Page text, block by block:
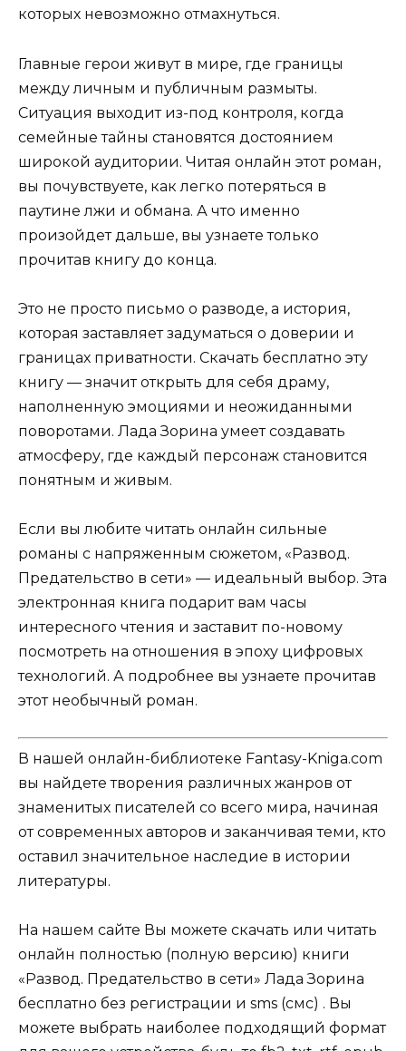
которых невозможно отмахнуться.
Главные герои живут в мире, где границы
между личным и публичным размыты.
Ситуация выходит из-под контроля, когда
семейные тайны становятся достоянием
широкой аудитории. Читая онлайн этот роман,
вы почувствуете, как легко потеряться в
паутине лжи и обмана. А что именно
произойдет дальше, вы узнаете только
прочитав книгу до конца.
Это не просто письмо о разводе, а история,
которая заставляет задуматься о доверии и
границах приватности. Скачать бесплатно эту
книгу — значит открыть для себя драму,
наполненную эмоциями и неожиданными
поворотами. Лада Зорина умеет создавать
атмосферу, где каждый персонаж становится
понятным и живым.
Если вы любите читать онлайн сильные
романы с напряженным сюжетом, «Развод.
Предательство в сети» — идеальный выбор. Эта
электронная книга подарит вам часы
интересного чтения и заставит по-новому
посмотреть на отношения в эпоху цифровых
технологий. А подробнее вы узнаете прочитав
этот необычный роман.
В нашей онлайн-библиотеке Fantasy-Kniga.com
вы найдете творения различных жанров от
знаменитых писателей со всего мира, начиная
от современных авторов и заканчивая теми, кто
оставил значительное наследие в истории
литературы.
На нашем сайте Вы можете скачать или читать
онлайн полностью (полную версию) книги
«Развод. Предательство в сети» Лада Зорина
бесплатно без регистрации и sms (смс) . Вы
можете выбрать наиболее подходящий формат